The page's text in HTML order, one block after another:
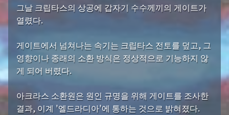
그날 크립타스의 상공에 갑자기 수수께끼의 게이트가
열렸다.
게이트에서 넘쳐나는 속기는 크립타스 전토를 덮고, 그
영향이나 종래의 소환 방식은 정상적으로 기능하지 않
게 되어 버렸다.
아크라스 소환원은 원인 규명을 위해 게이트를 조사한
결과, 이계 '엘드라디아'에 통하는 것으로 밝혀졌다.